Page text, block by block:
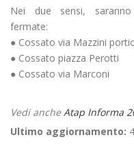
Nei due sensi,
fermate:
● Cossato via Mazzini
● Cossato piazza Perotti
● Cossato via Marconi
Vedi ancheAtap Informa
Ultimo aggiornamento: